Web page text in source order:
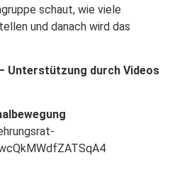
schaut, wie viele
und danach wird das
Unterstützung durch Videos